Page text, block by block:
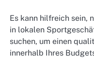
Es kann hilfreich sein,
in lokalen
suchen, um einen
innerhalb Ihres